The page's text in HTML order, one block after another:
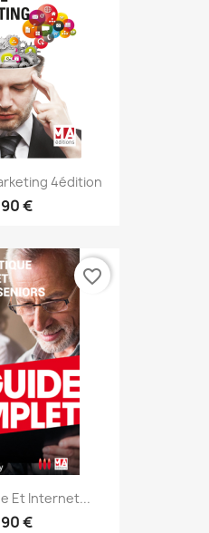
4édition
€
Et Internet...
€
favorite_border